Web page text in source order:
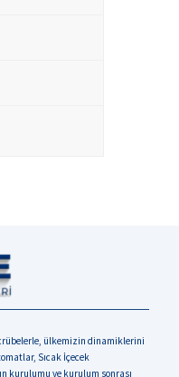
ülkemizin dinamiklerini
Sıcak İçecek
kurulumu ve kurulum sonrası